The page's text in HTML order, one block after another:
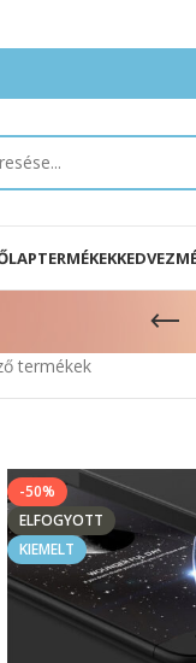
TERMÉKEK
termékek
-50%
ELFOGYOTT
KIEMELT